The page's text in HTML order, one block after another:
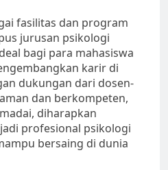
fasilitas dan program
jurusan psikologi
bagi para mahasiswa
karir di
dukungan dari dosen-
dan berkompeten,
diharapkan
profesional psikologi
bersaing di dunia